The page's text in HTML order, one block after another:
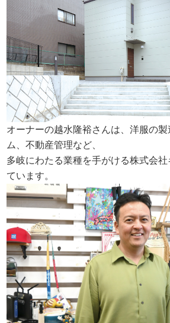
オーナーの越水隆裕さんは、洋服の
ム、不動産管理など、
多岐にわたる業種を手がける株式会
ています。